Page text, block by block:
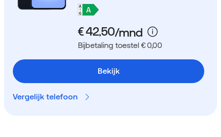
Bijbetaling toestel € 0,00
Bekijk
Vergelijk telefoon